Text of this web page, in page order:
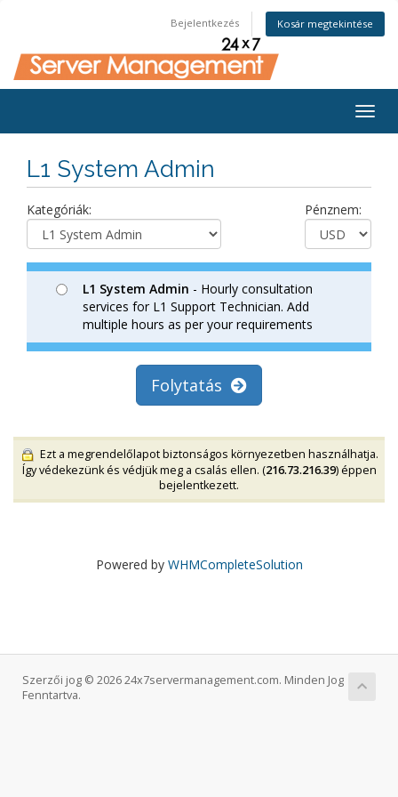
Bejelentkezés Kosár megtekintése
L1 System Admin
Kategóriák: Pénznem:
L1 System Admin - Hourly consultation
services for L1 Support Technician. Add
multiple hours as per your requirements
Folytatás
Ezt a megrendelőlapot biztonságos környezetben használhatja.
Így védekezünk és védjük meg a csalás ellen. (216.73.216.39) éppen
bejelentkezett.
Powered by WHMCompleteSolution
Szerzői jog © 2026 24x7servermanagement.com. Minden Jog
Fenntartva.